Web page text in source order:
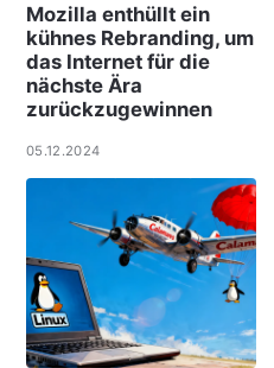
Mozilla enthüllt ein
kühnes Rebranding, um
das Internet für die
nächste Ära
zurückzugewinnen
05.12.2024